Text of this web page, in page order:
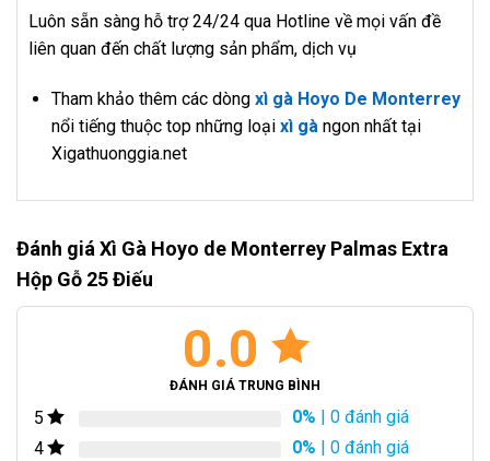
Luôn sẵn sàng hỗ trợ 24/24 qua Hotline về mọi vấn đề
liên quan đến chất lượng sản phẩm, dịch vụ
Tham khảo thêm các dòng xì gà Hoyo De Monterrey
nổi tiếng thuộc top những loại xì gà ngon nhất tại
Xigathuonggia.net
Đánh giá Xì Gà Hoyo de Monterrey Palmas Extra
Hộp Gỗ 25 Điếu
0.0
ĐÁNH GIÁ TRUNG BÌNH
5 0% | 0 đánh giá
4
0% | 0 đánh giá